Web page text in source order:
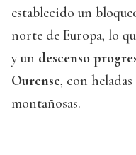
establecido un
norte de Europa, lo
y un descenso
Ourense, con
montañosas.